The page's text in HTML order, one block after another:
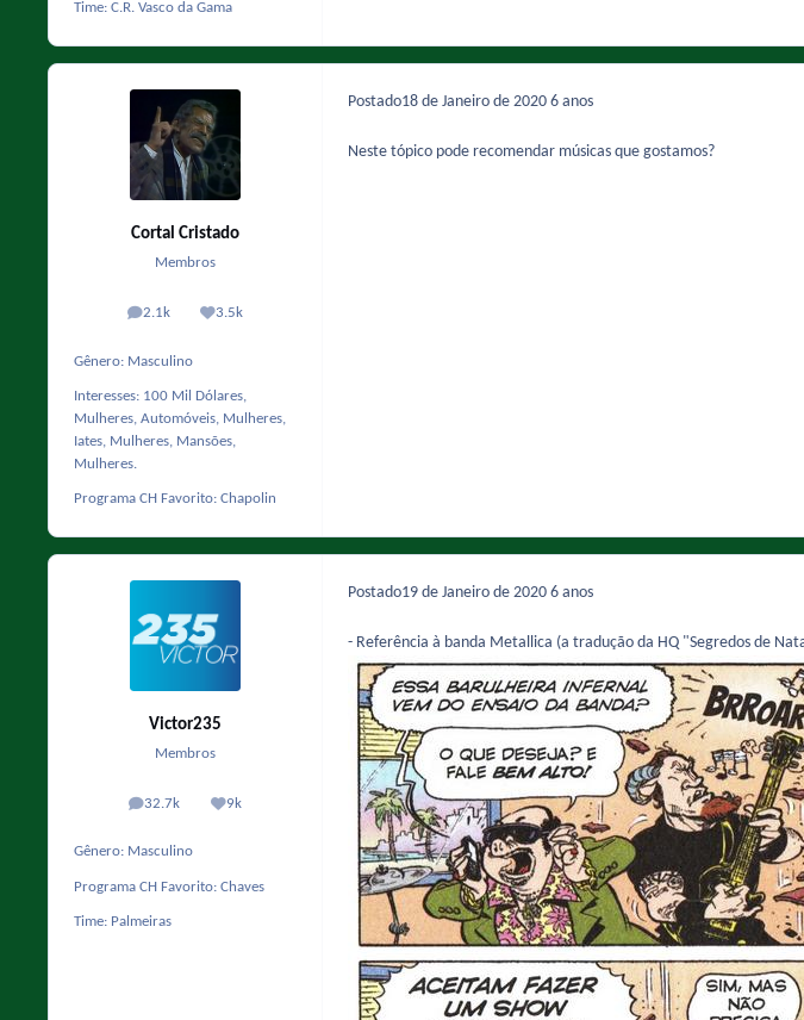
Time: C.R. Vasco da Gama
Cortal Cristado
Membros
2.1k
posts 3.5k
Reputação
Gênero: Masculino
Interesses: 100 Mil Dólares,
Mulheres, Automóveis, Mulheres,
Iates, Mulheres, Mansões,
Mulheres.
Programa CH Favorito: Chapolin
Postado18 de Janeiro de 2020 6 anos
Neste tópico pode recomendar músicas que gostamos?
Victor235
Membros
32.7k
posts 9k
Reputação
Gênero: Masculino
Programa CH Favorito: Chaves
Time: Palmeiras
Postado19 de Janeiro de 2020 6 anos
- Referência à banda Metallica (a tradução da HQ "Segredos de